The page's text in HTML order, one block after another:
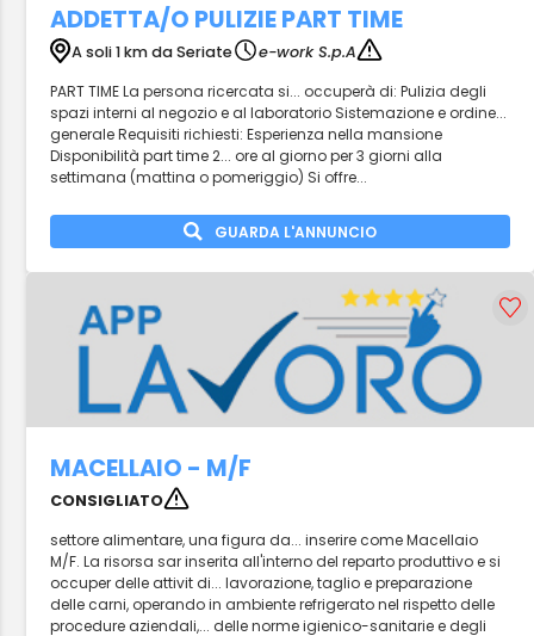
ADDETTA/O PULIZIE PART TIME
A soli 1 km da Seriate
e-work S.p.A
PART TIME La persona ricercata si... occuperà di: Pulizia degli
spazi interni al negozio e al laboratorio Sistemazione e ordine...
generale Requisiti richiesti: Esperienza nella mansione
Disponibilità part time 2... ore al giorno per 3 giorni alla
settimana (mattina o pomeriggio) Si offre...
GUARDA L'ANNUNCIO
MACELLAIO - M/F
CONSIGLIATO
settore alimentare, una figura da... inserire come Macellaio
M/F. La risorsa sar inserita all'interno del reparto produttivo e si
occuper delle attivit di... lavorazione, taglio e preparazione
delle carni, operando in ambiente refrigerato nel rispetto delle
procedure aziendali,... delle norme igienico-sanitarie e degli